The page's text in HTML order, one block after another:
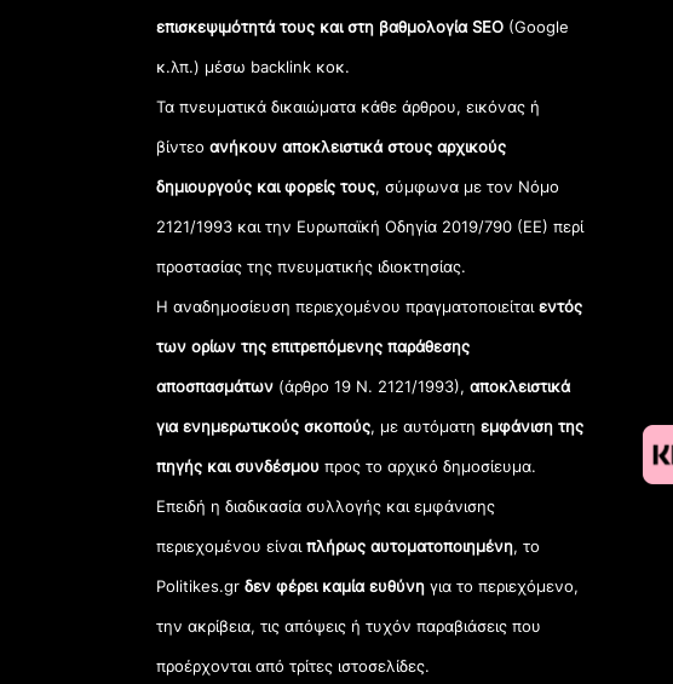
επισκεψιμότητά τους και στη βαθμολογία SEO (Google
κ.λπ.) μέσω backlink κοκ.
Τα πνευματικά δικαιώματα κάθε άρθρου, εικόνας ή
βίντεοανήκουν αποκλειστικά στους αρχικούς
δημιουργούς και φορείς τους, σύμφωνα με τον Νόμο
2121/1993 και την Ευρωπαϊκή Οδηγία 2019/790 (ΕΕ) περί
προστασίας της πνευματικής ιδιοκτησίας.
Η αναδημοσίευση περιεχομένου πραγματοποιείταιεντός
των ορίων της επιτρεπόμενης παράθεσης
αποσπασμάτων (άρθρο 19 Ν. 2121/1993), αποκλειστικά
για ενημερωτικούς σκοπούς, με αυτόματηεμφάνιση της
πηγής και συνδέσμου προς το αρχικό δημοσίευμα.
Επειδή η διαδικασία συλλογής και εμφάνισης
περιεχομένου είναιπλήρως αυτοματοποιημένη, το
Politikes.grδεν φέρει καμία ευθύνη για το περιεχόμενο,
την ακρίβεια, τις απόψεις ή τυχόν παραβιάσεις που
προέρχονται από τρίτες ιστοσελίδες.